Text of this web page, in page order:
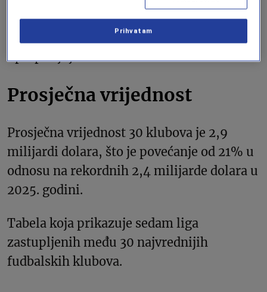
francuska Ligue 1 i portugalska Primeira
Liga imaju po jednog predstavnika koji
Prosječna vrijednost
Prosječna vrijednost 30 klubova je 2,9
milijardi dolara, što je povećanje od 21% u
odnosu na rekordnih 2,4 milijarde dolara u
2025. godini.
Tabela koja prikazuje sedam liga
zastupljenih među 30 najvrednijih
fudbalskih klubova.
Prihvatam